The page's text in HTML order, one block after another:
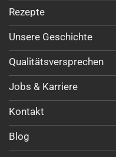
Rezepte
Unsere Geschichte
Qualitätsversprechen
Jobs & Karriere
Kontakt
Blog